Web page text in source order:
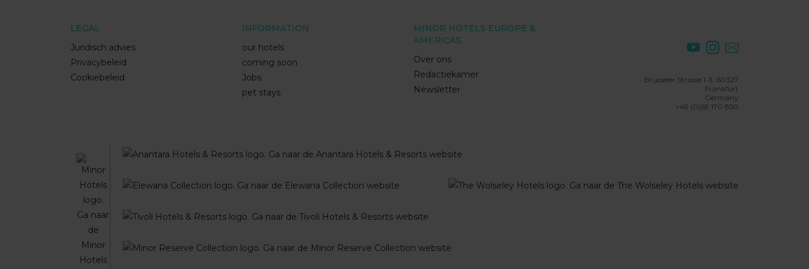
LEGAL
Juridisch advies
Privacybeleid
Cookiebeleid
INFORMATION
our hotels
coming soon
Jobs
pet stays
MINOR HOTELS EUROPE &
AMERICAS
Over ons
Redactiekamer
Newsletter
Brüsseler Strasse 1-3, 60327
Frankfurt
Germany
+49 (0)69 170 850